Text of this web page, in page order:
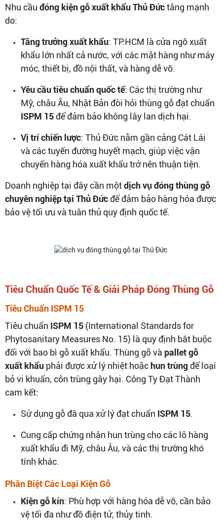
Nhu cầu đóng kiện gỗ xuất khẩu Thủ Đứctăng mạnh
do:
Tăng trưởng xuất khẩu: TP.HCM là cửa ngõ xuất
khẩu lớn nhất cả nước, với các mặt hàng như máy
móc, thiết bị, đồ nội thất, và hàng dễ vỡ.
Yêu cầu tiêu chuẩn quốc tế: Các thị trường như
Mỹ, châu Âu, Nhật Bản đòi hỏi thùng gỗ đạt chuẩn
ISPM 15để đảm bảo không lây lan dịch hại.
Vị trí chiến lược: Thủ Đức nằm gần cảng Cát Lái
và các tuyến đường huyết mạch, giúp việc vận
chuyển hàng hóa xuất khẩu trở nên thuận tiện.
Doanh nghiệp tại đây cần mộtdịch vụ đóng thùng gỗ
chuyên nghiệp tại Thủ Đứcđể đảm bảo hàng hóa được
bảo vệ tối ưu và tuân thủ quy định quốc tế.
Tiêu Chuẩn Quốc Tế & Giải Pháp Đóng Thùng Gỗ
Tiêu Chuẩn ISPM 15
Tiêu chuẩn ISPM 15 (International Standards for
Phytosanitary Measures No. 15) là quy định bắt buộc
đối với bao bì gỗ xuất khẩu. Thùng gỗ và pallet gỗ
xuất khẩu phải được xử lý nhiệt hoặc hun trùngđể loại
bỏ vi khuẩn, côn trùng gây hại. Công Ty Đạt Thành
cam kết:
Sử dụng gỗ đã qua xử lý đạt chuẩn ISPM 15.
Cung cấp chứng nhận hun trùng cho các lô hàng
xuất khẩu đi Mỹ, châu Âu, và các thị trường khó
tính khác.
Phân Biệt Các Loại Kiện Gỗ
Kiện gỗ kín: Phù hợp với hàng hóa dễ vỡ, cần bảo
vệ tối đa như đồ điện tử, thủy tinh.